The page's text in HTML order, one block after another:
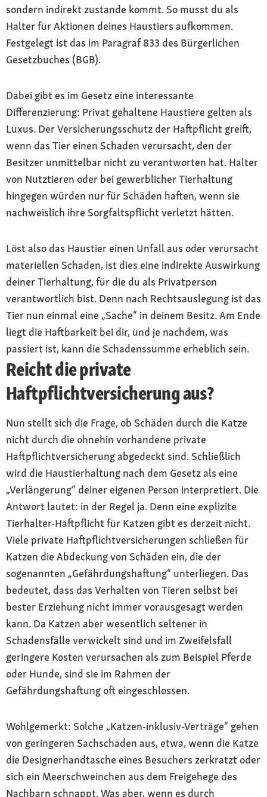
sondern indirekt zustande kommt. So musst du als
Halter für Aktionen deines Haustiers aufkommen.
Festgelegt ist das im Paragraf 833 des Bürgerlichen
Gesetzbuches (BGB).
Dabei gibt es im Gesetz eine interessante
Differenzierung: Privat gehaltene Haustiere gelten als
Luxus. Der Versicherungsschutz der Haftpflicht greift,
wenn das Tier einen Schaden verursacht, den der
Besitzer unmittelbar nicht zu verantworten hat. Halter
von Nutztieren oder bei gewerblicher Tierhaltung
hingegen würden nur für Schäden haften, wenn sie
nachweislich ihre Sorgfaltspflicht verletzt hätten.
Löst also das Haustier einen Unfall aus oder verursacht
materiellen Schaden, ist dies eine indirekte Auswirkung
deiner Tierhaltung, für die du als Privatperson
verantwortlich bist. Denn nach Rechtsauslegung ist das
Tier nun einmal eine „Sache“ in deinem Besitz. Am Ende
liegt die Haftbarkeit bei dir, und je nachdem, was
passiert ist, kann die Schadenssumme erheblich sein.
Reicht die private
Haftpflichtversicherung aus?
Nun stellt sich die Frage, ob Schäden durch die Katze
nicht durch die ohnehin vorhandene private
Haftpflichtversicherung abgedeckt sind. Schließlich
wird die Haustierhaltung nach dem Gesetz als eine
„Verlängerung“ deiner eigenen Person interpretiert. Die
Antwort lautet: in der Regel ja. Denn eine explizite
Tierhalter-Haftpflicht für Katzen gibt es derzeit nicht.
Viele private Haftpflichtversicherungen schließen für
Katzen die Abdeckung von Schäden ein, die der
sogenannten „Gefährdungshaftung“ unterliegen. Das
bedeutet, dass das Verhalten von Tieren selbst bei
bester Erziehung nicht immer vorausgesagt werden
kann. Da Katzen aber wesentlich seltener in
Schadensfälle verwickelt sind und im Zweifelsfall
geringere Kosten verursachen als zum Beispiel Pferde
oder Hunde, sind sie im Rahmen der
Gefährdungshaftung oft eingeschlossen.
Wohlgemerkt: Solche „Katzen-inklusiv-Verträge“ gehen
von geringeren Sachschäden aus, etwa, wenn die Katze
die Designerhandtasche eines Besuchers zerkratzt oder
sich ein Meerschweinchen aus dem Freigehege des
Nachbarn schnappt. Was aber, wenn es durch